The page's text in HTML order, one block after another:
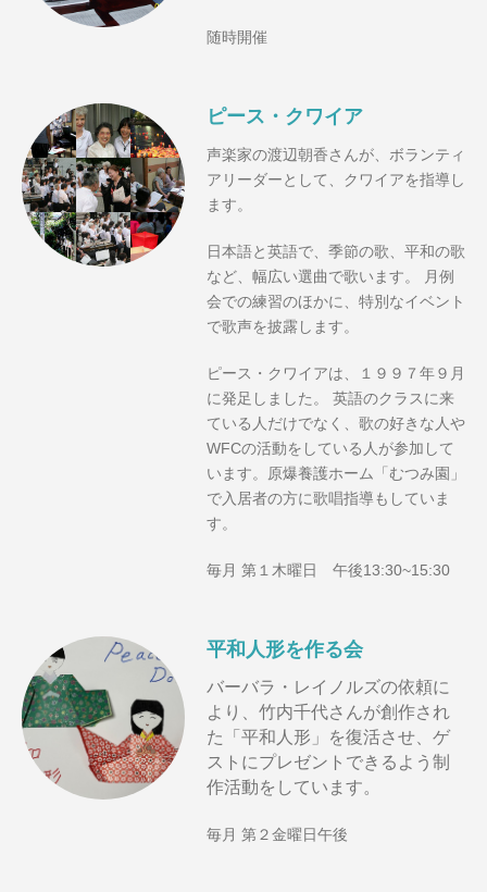
随時開催
ピース・クワイア
声楽家の渡辺朝香さんが、ボランティ
アリーダーとして、クワイアを指導し
ます。
日本語と英語で、季節の歌、平和の歌
など、幅広い選曲で歌います。 月例
会での練習のほかに、特別なイベント
で歌声を披露します。
ピース・クワイアは、１９９７年９月
に発足しました。 英語のクラスに来
ている人だけでなく、歌の好きな人や
WFCの活動をしている人が参加して
います。原爆養護ホーム「むつみ園」
で入居者の方に歌唱指導もしていま
す。
毎月 第１木曜日 午後13:30~15:30
平和人形を作る会
バーバラ・レイノルズの依頼に
より、竹内千代さんが創作され
た「平和人形」を復活させ、ゲ
ストにプレゼントできるよう制
作活動をしています。
毎月 第２金曜日午後